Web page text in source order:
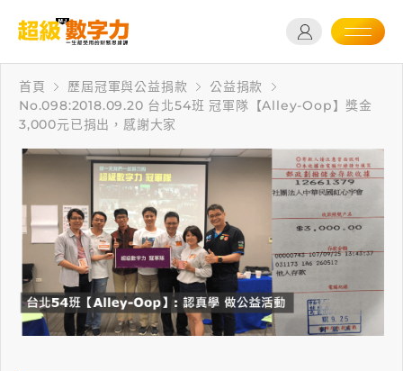
首頁 歷屆冠軍與公益捐款
公益捐款
No.098:2018.09.20 台北54班 冠軍隊【Alley-Oop】獎金
3,000元已捐出，感謝大家